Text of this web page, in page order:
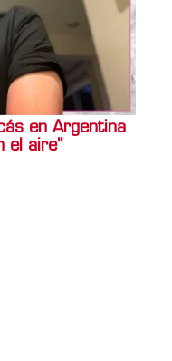
en Argentina
el aire”